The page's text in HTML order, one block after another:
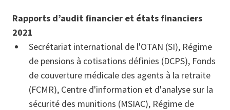
Rapports d’audit financier et états financiers
2021
Secrétariat international de l'OTAN (SI), Régime
de pensions à cotisations définies (DCPS), Fonds
de couverture médicale des agents à la retraite
(FCMR), Centre d'information et d'analyse sur la
sécurité des munitions (MSIAC), Régime de